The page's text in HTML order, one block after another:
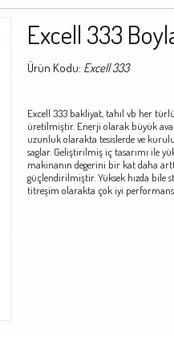
Excell 333
Ürün Kodu: Excell 333
Excell 333 bakliyat, tahıl vb her
üretilmiştir. Enerji olarak büyük
uzunluk olarakta tesislerde ve
saglar. Geliştirilmiş iç tasarımı ile
makinanın degerini bir kat daha
güçlendirilmiştir. Yüksek hızda bile
titreşim olarakta çok iyi performans